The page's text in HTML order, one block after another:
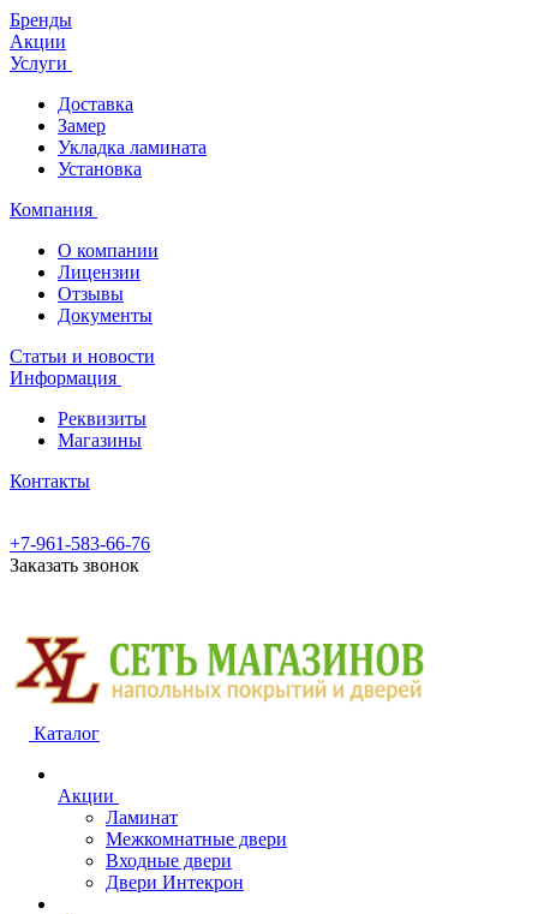
Бренды
Акции
Услуги
Доставка
Замер
Укладка ламината
Установка
Компания
О компании
Лицензии
Отзывы
Документы
Статьи и новости
Информация
Реквизиты
Магазины
Контакты
+7-961-583-66-76
Заказать звонок
Каталог
Акции
Ламинат
Межкомнатные двери
Входные двери
Двери Интекрон